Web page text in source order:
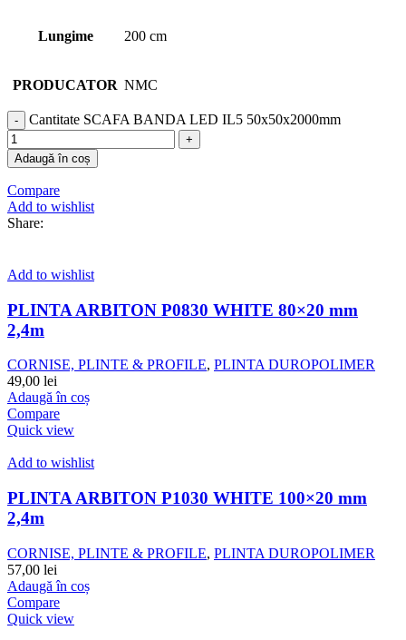
Lungime 200 cm
PRODUCATOR NMC
Cantitate SCAFA BANDA LED IL5 50x50x2000mm
Adaugă în coș
Compare
Add to wishlist
Share:
Add to wishlist
PLINTA ARBITON P0830 WHITE 80×20 mm
2,4m
CORNISE, PLINTE & PROFILE, PLINTA DUROPOLIMER
49,00 lei
Adaugă în coș
Compare
Quick view
Add to wishlist
PLINTA ARBITON P1030 WHITE 100×20 mm
2,4m
CORNISE, PLINTE & PROFILE, PLINTA DUROPOLIMER
57,00 lei
Adaugă în coș
Compare
Quick view